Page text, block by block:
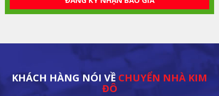
KHÁCH HÀNG NÓI VỀ CHUYỂN NHÀ KIM
ĐÔ